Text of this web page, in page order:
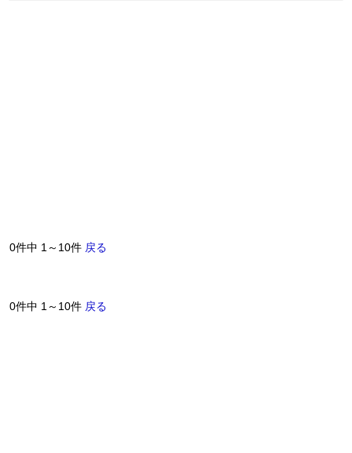
0件中 1～10件 戻る
0件中 1～10件 戻る